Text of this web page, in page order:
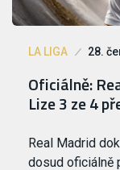
LA LIGA 28.
Oficiálně:
Lize 3 ze 4
Real Madrid
dosud oficiálně